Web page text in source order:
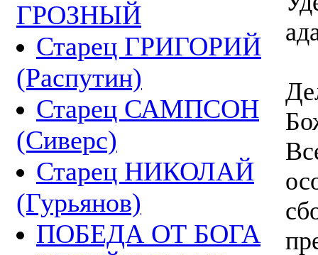
ГРОЗНЫЙ
Старец ГРИГОРИЙ
(Распутин)
Старец САМПСОН
(Сиверс)
Старец НИКОЛАЙ
(Гурьянов)
ПОБЕДА ОТ БОГА